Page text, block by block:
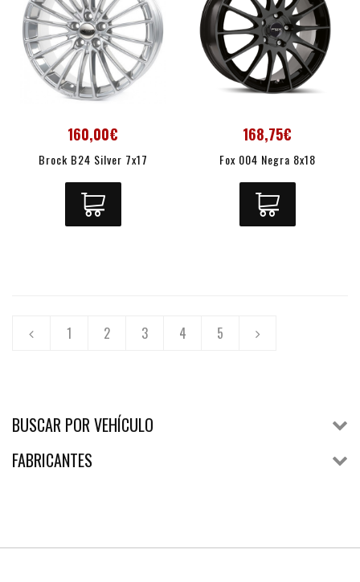
160,00€
Brock B24 Silver 7x17
168,75€
Fox 004 Negra 8x18
1 2 3 4 5
BUSCAR POR VEHÍCULO
FABRICANTES